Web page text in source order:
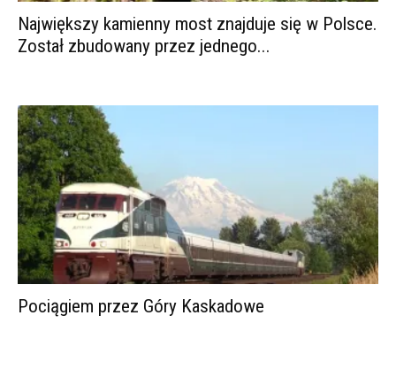
Największy kamienny most znajduje się w Polsce.
Został zbudowany przez jednego...
Pociągiem przez Góry Kaskadowe